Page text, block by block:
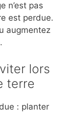
n’est pas
est perdue.
augmentez
lors
terre
: planter